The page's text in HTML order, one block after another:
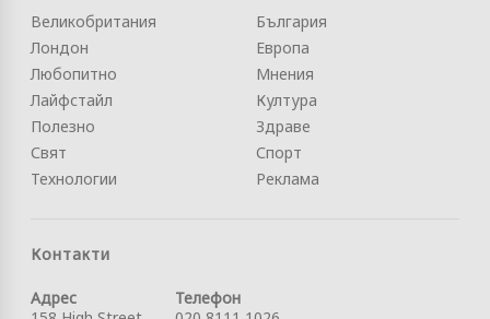
Великобритания
Лондон
Любопитно
Лайфстайл
Полезно
Свят
Технологии
България
Европа
Мнения
Култура
Здраве
Спорт
Реклама
Контакти
Адрес
Телефон